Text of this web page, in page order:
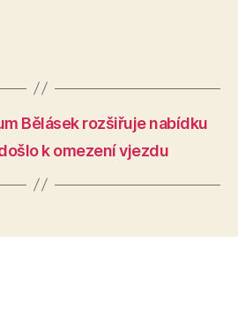
Bělásek rozšiřuje nabídku
k omezení vjezdu